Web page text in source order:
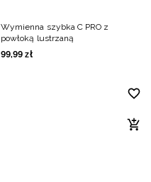
Wymienna szybka C PRO z
powłoką lustrzaną
99,99 zł